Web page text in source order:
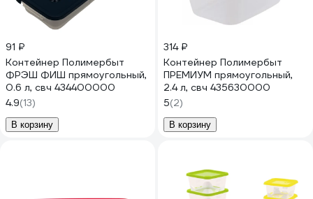
91 ₽
Контейнер Полимербыт
ФРЭШ ФИШ прямоугольный,
0.6 л, свч 434400000
4.9(13)
В корзину
314 ₽
Контейнер Полимербыт
ПРЕМИУМ прямоугольный,
2.4 л, свч 435630000
5(2)
В корзину